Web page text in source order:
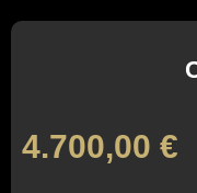
4.700,00 €